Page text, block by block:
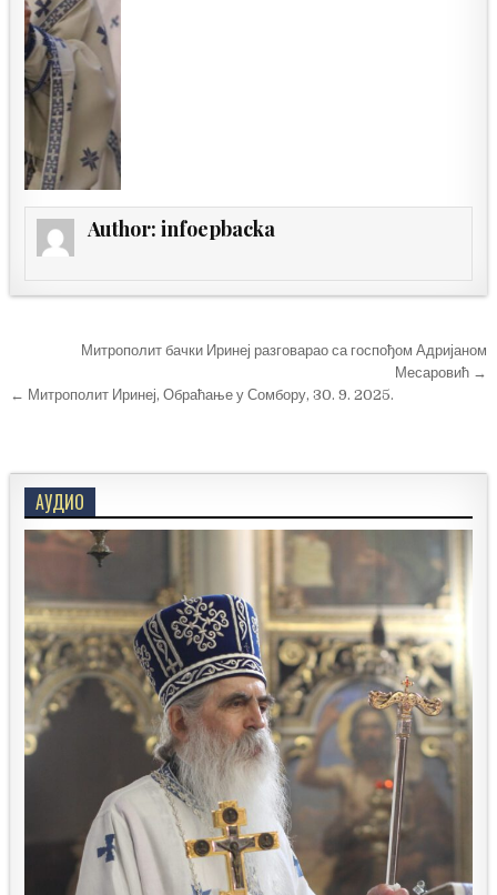
Author:infoepbacka
Кретање
чланка
Митрополит бачки Иринеј разговарао са госпођом Адријаном
Месаровић →
← Митрополит Иринеј, Обраћање у Сомбору, 30. 9. 2025.
АУДИО